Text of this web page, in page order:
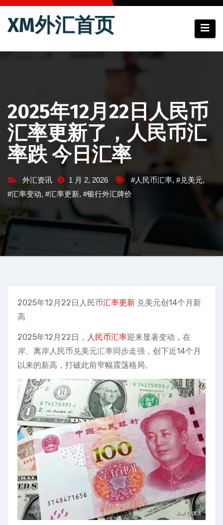
跳
XM外汇首页
2025年12月22日人民币
汇率更新了，人民币汇
率跌 今日汇率
外汇资讯 1 月 2, 2026 #人民币汇率, #兑美元,
#汇率变动, #汇率更新, #银行外汇牌价
2025年12月22日人民币汇率更新 兑美元创14个月新
高
2025年12月22日， 人民币汇率迎来显著变动，在
岸、离岸人民币兑美元汇率同步走强，创下近14个月
以来的新高，打破此前窄幅震荡格局。